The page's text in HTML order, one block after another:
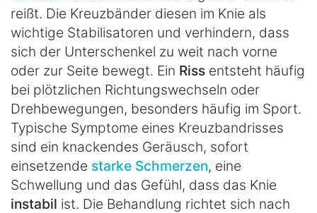
reißt. Die Kreuzbänder diesen im Knie als
wichtige Stabilisatoren und verhindern, dass
sich der Unterschenkel zu weit nach vorne
oder zur Seite bewegt. Ein Riss entsteht häufig
bei plötzlichen Richtungswechseln oder
Drehbewegungen, besonders häufig im Sport.
Typische Symptome eines Kreuzbandrisses
sind ein knackendes Geräusch, sofort
einsetzende starke Schmerzen, eine
Schwellung und das Gefühl, dass das Knie
instabil ist. Die Behandlung richtet sich nach